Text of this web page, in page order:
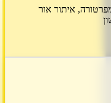
איתור אור